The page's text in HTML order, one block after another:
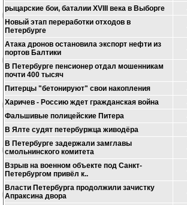
рыцарские бои, баталии XVIII века в Выборге
Новый этап переработки отходов в
Петербурге
Атака дронов остановила экспорт нефти из
портов Балтики
В Петербурге пенсионер отдал мошенникам
почти 400 тысяч
Питерцы "бетонируют" свои накопления
Харичев - Россию ждет гражданская война
Фальшивые полицейские Питера
В Ялте судят петербуржца живодёра
В Петербурге задержали замглавы
смольнинского комитета
Взрыв на военном объекте под Санкт-
Петербургом привёл к..
Власти Петербурга продолжили зачистку
Апраксина двора